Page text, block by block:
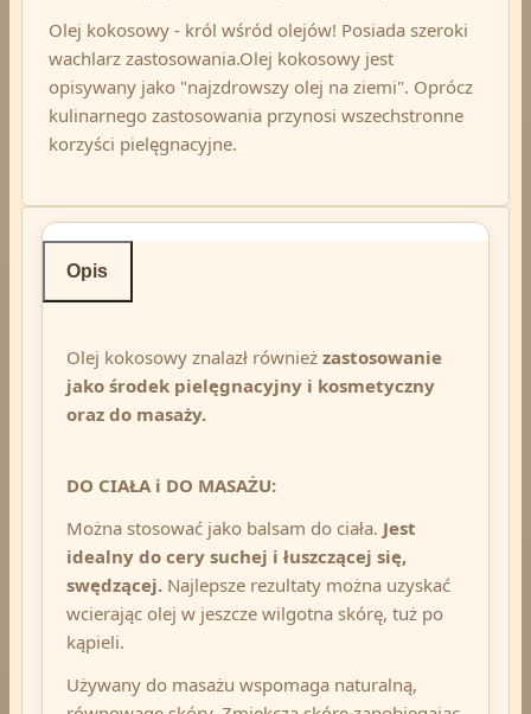
Olej kokosowy - król wśród olejów! Posiada szeroki
wachlarz zastosowania.Olej kokosowy jest
opisywany jako "najzdrowszy olej na ziemi". Oprócz
kulinarnego zastosowania przynosi wszechstronne
korzyści pielęgnacyjne.
Opis
Olej kokosowy znalazł również zastosowanie
jako środek pielęgnacyjny i kosmetyczny
oraz do masaży.
DO CIAŁA i DO MASAŻU:
Można stosować jako balsam do ciała. Jest
idealny do cery suchej i łuszczącej się,
swędzącej. Najlepsze rezultaty można uzyskać
wcierając olej w jeszcze wilgotna skórę, tuż po
kąpieli.
Używany do masażu wspomaga naturalną,